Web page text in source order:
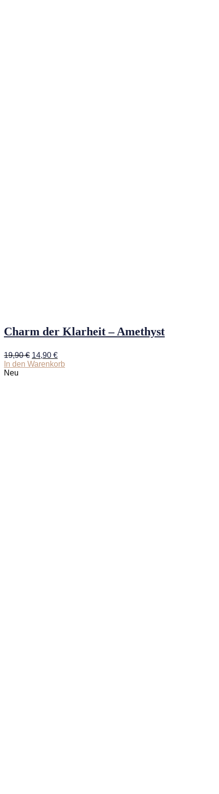
Charm der Klarheit – Amethyst
19,90€ Ursprünglicher
Preis
14,90 €Aktueller
Preis
In den Warenkorb
Neu